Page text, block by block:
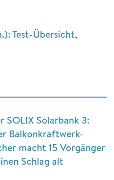
Test-Übersicht,
SOLIX Solarbank 3:
Balkonkraftwerk-
macht 15 Vorgänger
Schlag alt